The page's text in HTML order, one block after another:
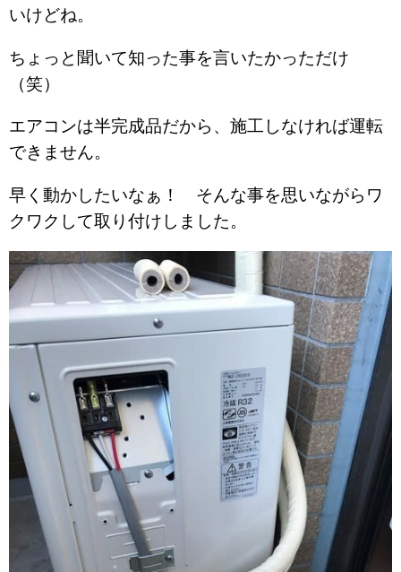
いけどね。
ちょっと聞いて知った事を言いたかっただけ
（笑）
エアコンは半完成品だから、施工しなければ運転
できません。
早く動かしたいなぁ！ そんな事を思いながらワ
クワクして取り付けしました。